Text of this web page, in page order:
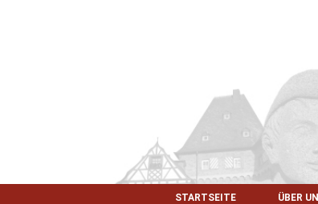
STARTSEITE ÜBER